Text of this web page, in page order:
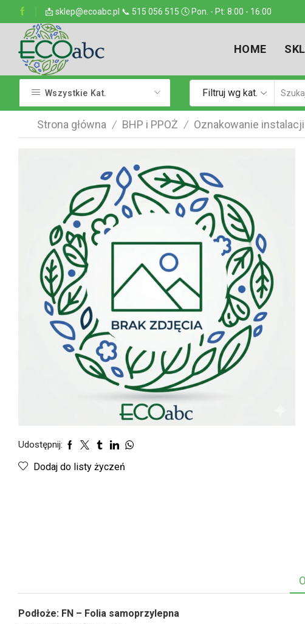
📩 sklep@ecoabc.pl 📞 515 056 515 🕓 Pon. - Pt: 8:00 - 16:00
w kraju Dostarczamy w każde miejsce w kraju
HOME
Wszystkie Kat. Filtruj wg kat.
Strona główna / BHP i PPOŻ / Oznakowanie
Udostępnij:
Dodaj do listy życzeń
Podłoże: FN – Folia samoprzylepna